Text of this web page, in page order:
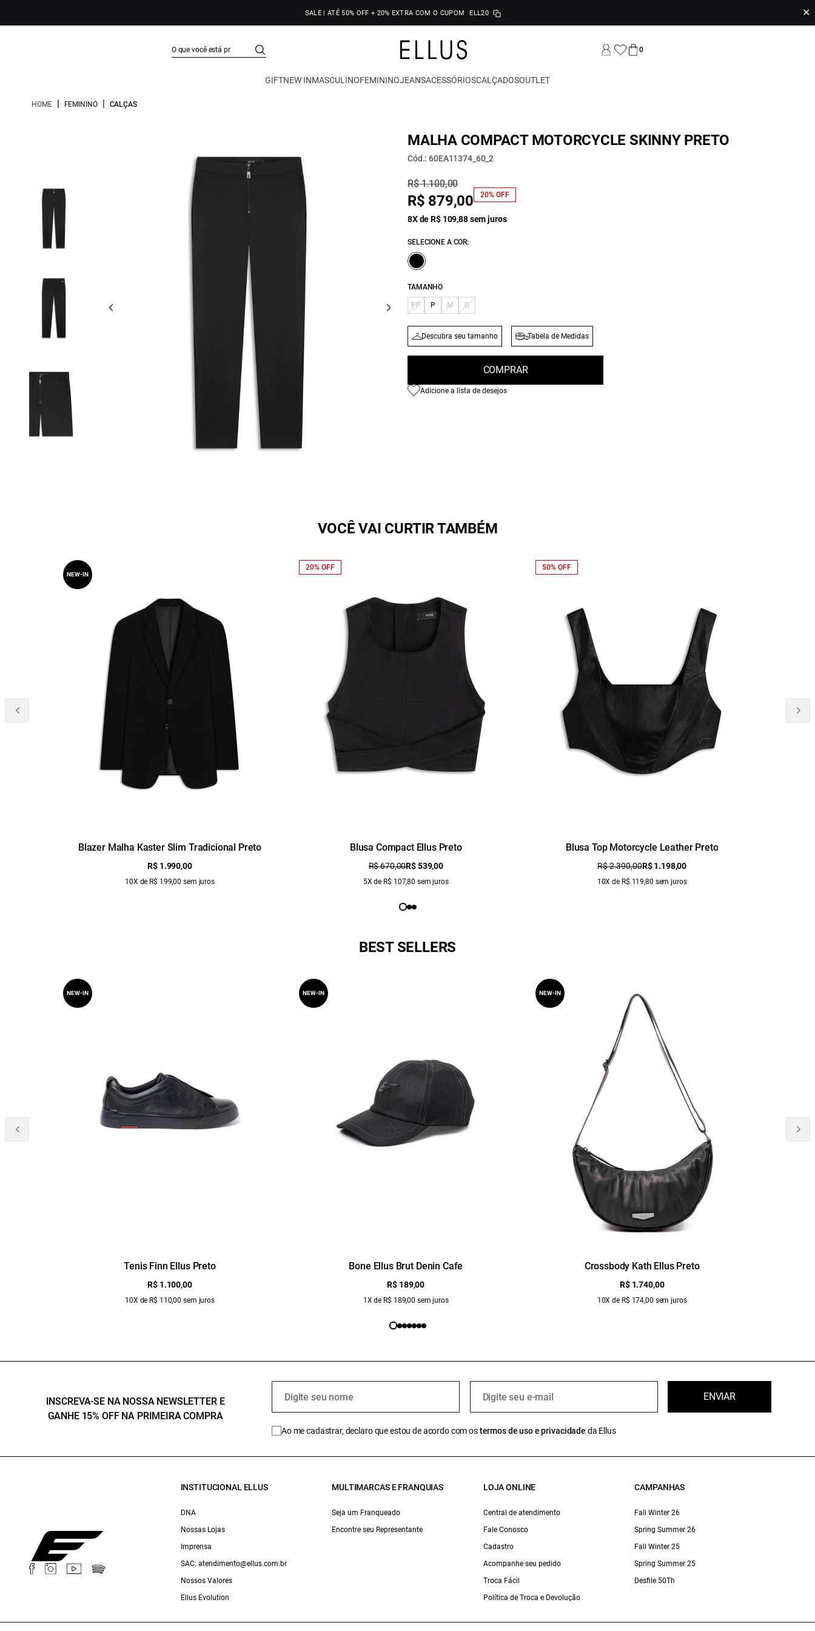
SALE | ATÉ 50% OFF + 20% EXTRA COM O CUPOM ELL20 ✕
0
GIFTNEW INMASCULINOFEMININOJEANSACESSÓRIOSCALÇADOSOUTLET
HOME | FEMININO | CALÇAS
MALHA COMPACT MOTORCYCLE SKINNY PRETO
Cód.: 60EA11374_60_2
R$ 1.100,00
R$ 879,00 20% OFF
8X de R$ 109,88 sem juros
SELECIONE A COR:
TAMANHO
PP P M G
Descubra seu tamanho Tabela de Medidas
COMPRAR
Adicione a lista de desejos
VOCÊ VAI CURTIR TAMBÉM
Blazer Malha Kaster Slim Tradicional Preto
R$ 1.990,00
10X de R$ 199,00 sem juros
NEW-IN
Blusa Compact Ellus Preto
R$ 670,00R$ 539,00
5X de R$ 107,80 sem juros
20% OFF
Blusa Top Motorcycle Leather Preto
R$ 2.390,00R$ 1.198,00
10X de R$ 119,80 sem juros
50% OFF
BEST SELLERS
Tenis Finn Ellus Preto
R$ 1.100,00
10X de R$ 110,00 sem juros
NEW-IN
Bone Ellus Brut Denin Cafe
R$ 189,00
1X de R$ 189,00 sem juros
NEW-IN
Crossbody Kath Ellus Preto
R$ 1.740,00
10X de R$ 174,00 sem juros
NEW-IN
INSCREVA-SE NA NOSSA NEWSLETTER E
GANHE 15% OFF NA PRIMEIRA COMPRA
ENVIAR
Ao me cadastrar, declaro que estou de acordo com ostermos de uso e privacidade da Ellus
INSTITUCIONAL ELLUS
DNA
Nossas Lojas
Imprensa
SAC: atendimento@ellus.com.br
Nossos Valores
Ellus Evolution
MULTIMARCAS E FRANQUIAS
Seja um Franqueado
Encontre seu Representante
LOJA ONLINE
Central de atendimento
Fale Conosco
Cadastro
Acompanhe seu pedido
Troca Fácil
Política de Troca e Devolução
CAMPANHAS
Fall Winter 26
Spring Summer 26
Fall Winter 25
Spring Summer 25
Desfile 50Th